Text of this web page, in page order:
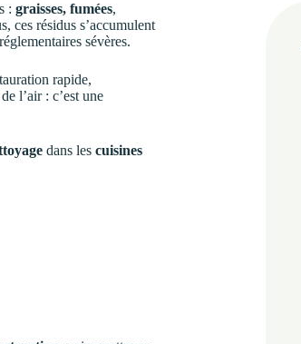
: graisses, fumées,
ces résidus s’accumulent
sévères.
rapide,
l’air : c’est une
dans les cuisines